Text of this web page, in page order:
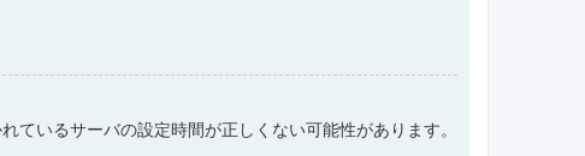
いるサーバの設定時間が正しくない可能性があります。